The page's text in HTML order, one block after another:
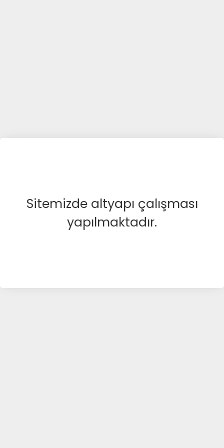
Sitemizde altyapı çalışması
yapılmaktadır.